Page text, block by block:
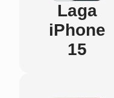
Laga
iPhone
15